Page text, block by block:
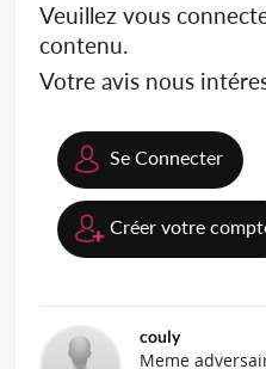
Veuillez vous
contenu.
Votre avis nous
Se Connecter
Créer votre
couly
Meme